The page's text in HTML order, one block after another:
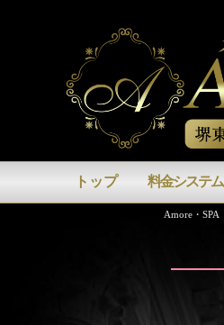
トップ 料金システム
Amore・